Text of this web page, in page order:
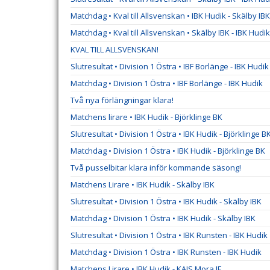
Matchdag • Kval till Allsvenskan • IBK Hudik - Skälby IBK
Matchdag • Kval till Allsvenskan • Skälby IBK - IBK Hudik
KVAL TILL ALLSVENSKAN!
Slutresultat • Division 1 Östra • IBF Borlänge - IBK Hudik
Matchdag • Division 1 Östra • IBF Borlänge - IBK Hudik
Två nya förlängningar klara!
Matchens lirare • IBK Hudik - Björklinge BK
Slutresultat • Division 1 Östra • IBK Hudik - Björklinge
Matchdag • Division 1 Östra • IBK Hudik - Björklinge BK
Två pusselbitar klara inför kommande säsong!
Matchens Lirare • IBK Hudik - Skälby IBK
Slutresultat • Division 1 Östra • IBK Hudik - Skälby IBK
Matchdag • Division 1 Östra • IBK Hudik - Skälby IBK
Slutresultat • Division 1 Östra • IBK Runsten - IBK Hudik
Matchdag • Division 1 Östra • IBK Runsten - IBK Hudik